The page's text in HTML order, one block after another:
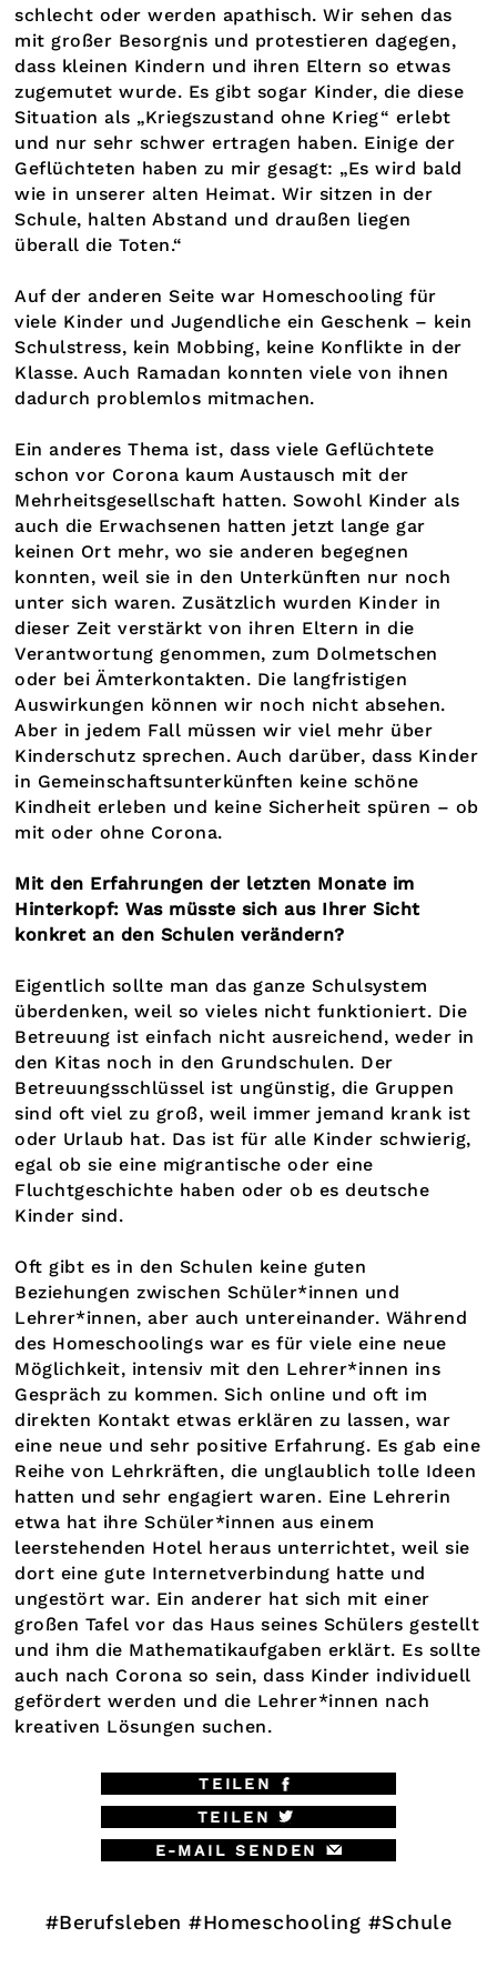
schlecht oder werden apathisch. Wir sehen das
mit großer Besorgnis und protestieren dagegen,
dass kleinen Kindern und ihren Eltern so etwas
zugemutet wurde. Es gibt sogar Kinder, die diese
Situation als „Kriegszustand ohne Krieg“ erlebt
und nur sehr schwer ertragen haben. Einige der
Geflüchteten haben zu mir gesagt: „Es wird bald
wie in unserer alten Heimat. Wir sitzen in der
Schule, halten Abstand und draußen liegen
überall die Toten.“
Auf der anderen Seite war Homeschooling für
viele Kinder und Jugendliche ein Geschenk – kein
Schulstress, kein Mobbing, keine Konflikte in der
Klasse. Auch Ramadan konnten viele von ihnen
dadurch problemlos mitmachen.
Ein anderes Thema ist, dass viele Geflüchtete
schon vor Corona kaum Austausch mit der
Mehrheitsgesellschaft hatten. Sowohl Kinder als
auch die Erwachsenen hatten jetzt lange gar
keinen Ort mehr, wo sie anderen begegnen
konnten, weil sie in den Unterkünften nur noch
unter sich waren. Zusätzlich wurden Kinder in
dieser Zeit verstärkt von ihren Eltern in die
Verantwortung genommen, zum Dolmetschen
oder bei Ämterkontakten. Die langfristigen
Auswirkungen können wir noch nicht absehen.
Aber in jedem Fall müssen wir viel mehr über
Kinderschutz sprechen. Auch darüber, dass Kinder
in Gemeinschaftsunterkünften keine schöne
Kindheit erleben und keine Sicherheit spüren – ob
mit oder ohne Corona.
Mit den Erfahrungen der letzten Monate im
Hinterkopf: Was müsste sich aus Ihrer Sicht
konkret an den Schulen verändern?
Eigentlich sollte man das ganze Schulsystem
überdenken, weil so vieles nicht funktioniert. Die
Betreuung ist einfach nicht ausreichend, weder in
den Kitas noch in den Grundschulen. Der
Betreuungsschlüssel ist ungünstig, die Gruppen
sind oft viel zu groß, weil immer jemand krank ist
oder Urlaub hat. Das ist für alle Kinder schwierig,
egal ob sie eine migrantische oder eine
Fluchtgeschichte haben oder ob es deutsche
Kinder sind.
Oft gibt es in den Schulen keine guten
Beziehungen zwischen Schüler*innen und
Lehrer*innen, aber auch untereinander. Während
des Homeschoolings war es für viele eine neue
Möglichkeit, intensiv mit den Lehrer*innen ins
Gespräch zu kommen. Sich online und oft im
direkten Kontakt etwas erklären zu lassen, war
eine neue und sehr positive Erfahrung. Es gab eine
Reihe von Lehrkräften, die unglaublich tolle Ideen
hatten und sehr engagiert waren. Eine Lehrerin
etwa hat ihre Schüler*innen aus einem
leerstehenden Hotel heraus unterrichtet, weil sie
dort eine gute Internetverbindung hatte und
ungestört war. Ein anderer hat sich mit einer
großen Tafel vor das Haus seines Schülers gestellt
und ihm die Mathematikaufgaben erklärt. Es sollte
auch nach Corona so sein, dass Kinder individuell
gefördert werden und die Lehrer*innen nach
kreativen Lösungen suchen.
TEILEN
TEILEN
E-MAIL SENDEN
#Berufsleben #Homeschooling #Schule